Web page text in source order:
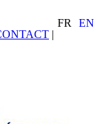
FR
EN
|